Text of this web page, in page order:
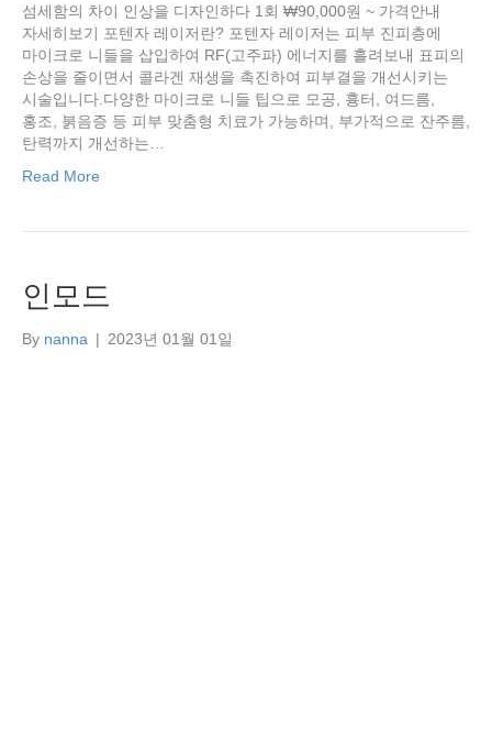
섬세함의 차이 인상을 디자인하다 1회 ₩90,000원 ~ 가격안내
자세히보기 포텐자 레이저란? 포텐자 레이저는 피부 진피층에
마이크로 니들을 삽입하여 RF(고주파) 에너지를 흘려보내 표피의
손상을 줄이면서 콜라겐 재생을 촉진하여 피부결을 개선시키는
시술입니다.다양한 마이크로 니들 팁으로 모공, 흉터, 여드름,
홍조, 붉음증 등 피부 맞춤형 치료가 가능하며, 부가적으로 잔주름,
탄력까지 개선하는…
Read More
인모드
By nanna | 2023년 01월 01일